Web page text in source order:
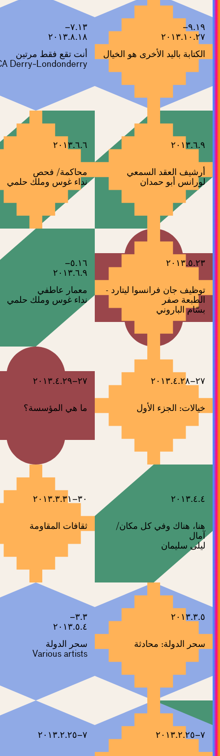
٩.١٩–
٢٠١٣.١٠.٢٧
الكتابة باليد الأخرى هو الخيال
٧.١٣–
٢٠١٣.٨.١٨
أنت تقع فقط مرتين
Derry~Londonderry
٢٠١٣.٦.٩
أرشيف العقد السمعي
لورانس أبو حمدان
٢٠١٣.٦.٦
محاكمة/ فحص
نداء غوس وملك حلمي
٢٠١٣.٥.٢٣
توظيف جان فرانسوا ليتارد -
الطبعة صفر
بسّام الباروني
٥.١٦–
٢٠١٣.٦.٩
معمار عاطفي
نداء غوس وملك حلمي
٢٧–٢٠١٣.٤.٢٨
خيالات: الجزء الأول
٢٧–٢٠١٣.٤.٢٩
ما هي المؤسسة؟
٢٠١٣.٤.٤
هنا، هناك وفي كل مكان/
آمال
ليلى سليمان
٣٠–٢٠١٣.٣.٣١
ثقافات المقاومة
٢٠١٣.٣.٥
سحر الدولة: محادثة
٣.٣–
٢٠١٣.٥.٤
سحر الدولة
Various artists
٧–٢٠١٣.٢.٢٥ ٧–٢٠١٣.٢.٢٥